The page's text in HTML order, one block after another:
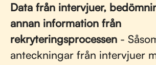
Data från intervjuer,
annan information från
rekryteringsprocessen -
anteckningar från intervjuer